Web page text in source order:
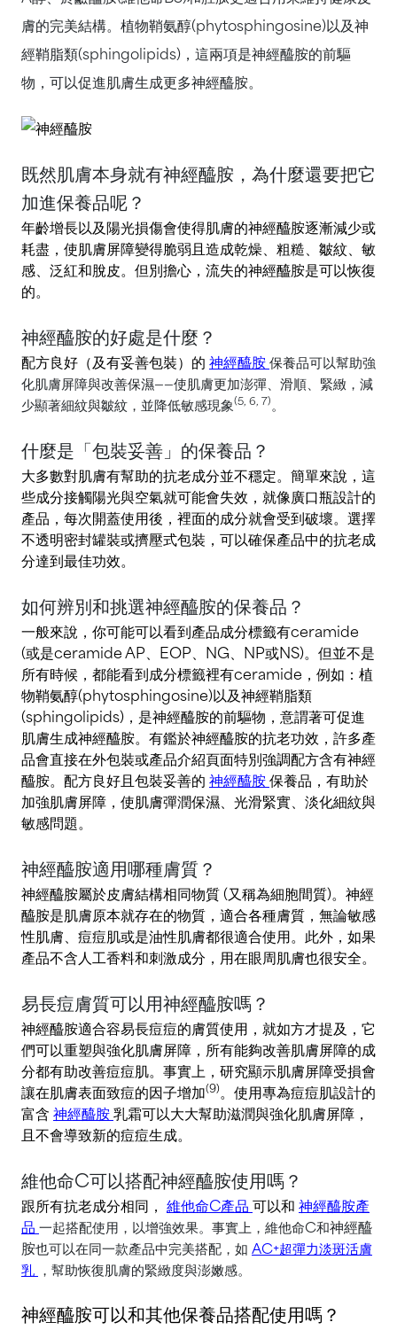
膚的完美結構。植物鞘氨醇(phytosphingosine)以及神
經鞘脂類(sphingolipids)，這兩項是神經醯胺的前驅
物，可以促進肌膚生成更多神經醯胺。
既然肌膚本身就有神經醯胺，為什麼還要把它
加進保養品呢？
年齡增長以及陽光損傷會使得肌膚的神經醯胺逐漸減少或
耗盡，使肌膚屏障變得脆弱且造成乾燥、粗糙、皺紋、敏
感、泛紅和脫皮。但別擔心，流失的神經醯胺是可以恢復
的。
神經醯胺的好處是什麼？
配方良好（及有妥善包裝）的神經醯胺保養品可以幫助強
化肌膚屏障與改善保濕——使肌膚更加澎彈、滑順、緊緻，減
少顯著細紋與皺紋，並降低敏感現象(5, 6, 7)。
什麼是「包裝妥善」的保養品？
大多數對肌膚有幫助的抗老成分並不穩定。簡單來說，這
些成分接觸陽光與空氣就可能會失效，就像廣口瓶設計的
產品，每次開蓋使用後，裡面的成分就會受到破壞。選擇
不透明密封罐裝或擠壓式包裝，可以確保產品中的抗老成
分達到最佳功效。
如何辨別和挑選神經醯胺的保養品？
一般來說，你可能可以看到產品成分標籤有ceramide
(或是ceramide AP、EOP、NG、NP或NS)。但並不是
所有時候，都能看到成分標籤裡有ceramide，例如：植
物鞘氨醇(phytosphingosine)以及神經鞘脂類
(sphingolipids)，是神經醯胺的前驅物，意謂著可促進
肌膚生成神經醯胺。有鑑於神經醯胺的抗老功效，許多產
品會直接在外包裝或產品介紹頁面特別強調配方含有神經
醯胺。配方良好且包裝妥善的神經醯胺保養品，有助於
加強肌膚屏障，使肌膚彈潤保濕、光滑緊實、淡化細紋與
敏感問題。
神經醯胺適用哪種膚質？
神經醯胺屬於皮膚結構相同物質 (又稱為細胞間質)。神經
醯胺是肌膚原本就存在的物質，適合各種膚質，無論敏感
性肌膚、痘痘肌或是油性肌膚都很適合使用。此外，如果
產品不含人工香料和刺激成分，用在眼周肌膚也很安全。
易長痘膚質可以用神經醯胺嗎？
神經醯胺適合容易長痘痘的膚質使用，就如方才提及，它
們可以重塑與強化肌膚屏障，所有能夠改善肌膚屏障的成
分都有助改善痘痘肌。事實上，研究顯示肌膚屏障受損會
讓在肌膚表面致痘的因子增加(9)。使用專為痘痘肌設計的
富含神經醯胺乳霜可以大大幫助滋潤與強化肌膚屏障，
且不會導致新的痘痘生成。
維他命C可以搭配神經醯胺使用嗎？
跟所有抗老成分相同， 維他命C產品可以和神經醯胺產
品 一起搭配使用，以增強效果。事實上，維他命C和神經醯
胺也可以在同一款產品中完美搭配，如 AC+超彈力淡斑活膚
乳 ，幫助恢復肌膚的緊緻度與澎嫩感。
神經醯胺可以和其他保養品搭配使用嗎？